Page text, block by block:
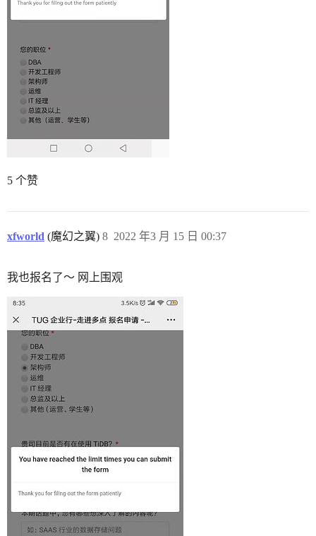
5 个赞
xfworld (魔幻之翼) 2022 年3 月 15 日 00:37
8
我也报名了～ 网上围观